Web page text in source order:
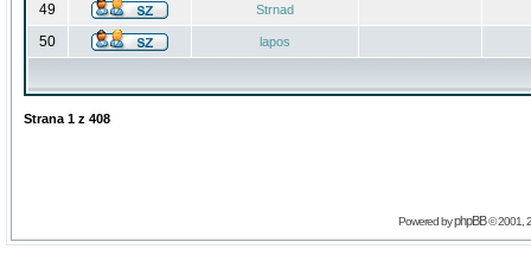
49 Strnad
50 lapos
Strana 1 z 408
Powered byphpBB© 2001,